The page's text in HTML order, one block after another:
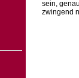
sein,
zwingend